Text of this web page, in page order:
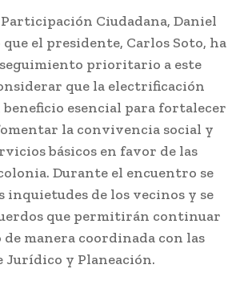
Ciudadana, Daniel
el presidente, Carlos Soto, ha
prioritario a este
que la electrificación
esencial para fortalecer
la convivencia social y
básicos en favor de las
Durante el encuentro se
inquietudes de los vecinos y se
que permitirán continuar
de manera coordinada con las
Jurídico y Planeación.